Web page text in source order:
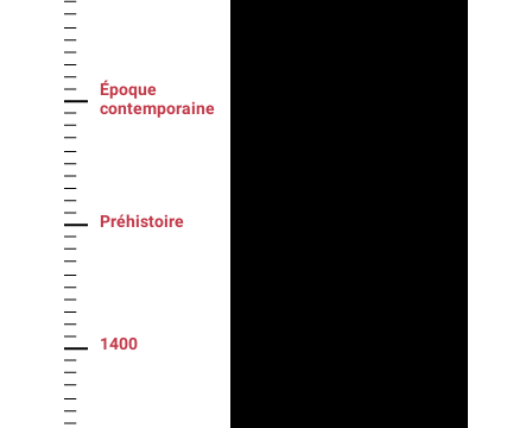
Époque
contemporaine
Préhistoire
1400